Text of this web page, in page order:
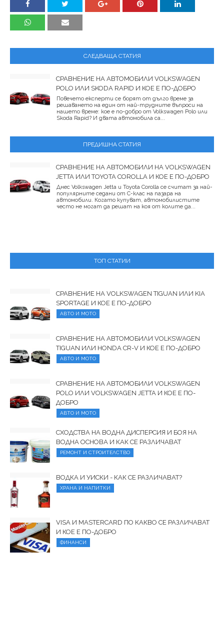
СЛЕДВАЩА СТАТИЯ
СРАВНЕНИЕ НА АВТОМОБИЛИ VOLKSWAGEN
POLO ИЛИ SKODA RAPID И КОЕ Е ПО-ДОБРО
Повечето експерти се борят от дълго време за
решаването на един от най-трудните въпроси на
нашето време: кое е по-добро от Volkswagen Polo или
Skoda Rapid? И двата автомобила са...
ПРЕДИШНА СТАТИЯ
СРАВНЕНИЕ НА АВТОМОБИЛИ НА VOLKSWAGEN
JETTA ИЛИ TOYOTA COROLLA И КОЕ Е ПО-ДОБРО
Днес Volkswagen Jetta и Toyota Corolla се считат за най-
популярните седани от C-клас на пазара на
автомобили. Когато купуват, автомобилистите
често не могат да решат на коя от колите да...
ТОП СТАТИИ
СРАВНЕНИЕ НА VOLKSWAGEN TIGUAN ИЛИ KIA
SPORTAGE И КОЕ Е ПО-ДОБРО
АВТО И МОТО
СРАВНЕНИЕ НА АВТОМОБИЛИ VOLKSWAGEN
TIGUAN ИЛИ HONDA CR-V И КОЕ Е ПО-ДОБРО
АВТО И МОТО
СРАВНЕНИЕ НА АВТОМОБИЛИ VOLKSWAGEN
POLO ИЛИ VOLKSWAGEN JETTA И КОЕ Е ПО-
ДОБРО
АВТО И МОТО
СХОДСТВА НА ВОДНА ДИСПЕРСИЯ И БОЯ НА
ВОДНА ОСНОВА И КАК СЕ РАЗЛИЧАВАТ
РЕМОНТ И СТРОИТЕЛСТВО
ВОДКА И УИСКИ - КАК СЕ РАЗЛИЧАВАТ?
ХРАНА И НАПИТКИ
VISA И MASTERCARD ПО КАКВО СЕ РАЗЛИЧАВАТ
И КОЕ Е ПО-ДОБРО
ФИНАНСИ